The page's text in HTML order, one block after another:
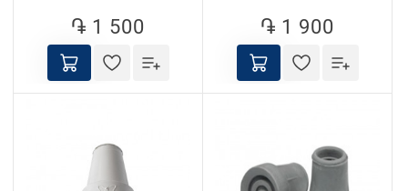
֏ 1 500 ֏ 1 900